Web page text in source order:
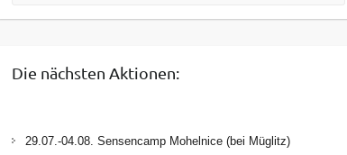
Die nächsten Aktionen:
29.07.-04.08. Sensencamp Mohelnice (bei Müglitz)